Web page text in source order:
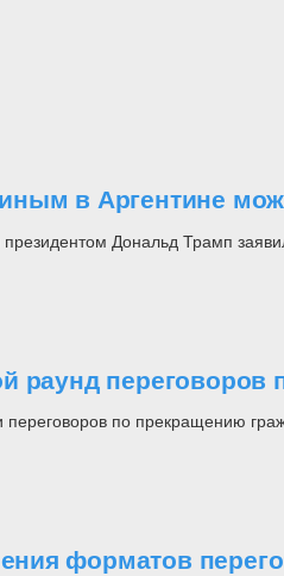
в Аргентине
Дональд Трамп
раунд
переговоров по прекращению
форматов